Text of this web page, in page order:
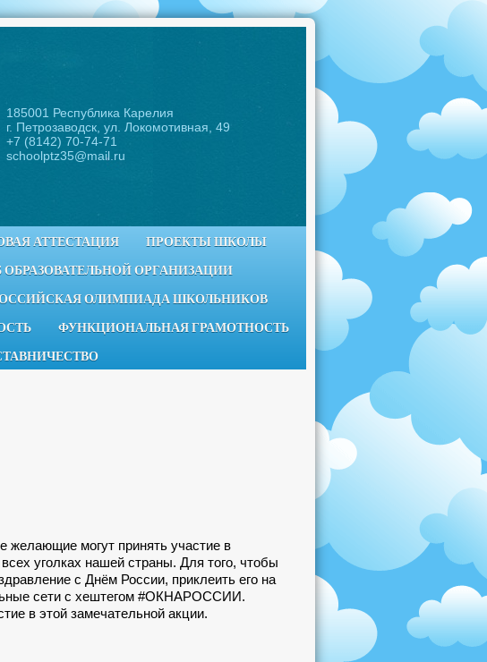
185001 Республика Карелия
г. Петрозаводск, ул. Локомотивная, 49
+7 (8142) 70-74-71
schoolptz35@mail.ru
АТТЕСТАЦИЯ
ПРОЕКТЫ ШКОЛЫ
ОРГАНИЗАЦИИ
ОЛИМПИАДА ШКОЛЬНИКОВ
ФУНКЦИОНАЛЬНАЯ ГРАМОТНОСТЬ
желающие могут принять участие в
уголках нашей страны. Для того, чтобы
с Днём России, приклеить его на
сети с хештегом #ОКНАРОССИИ.
в этой замечательной акции.